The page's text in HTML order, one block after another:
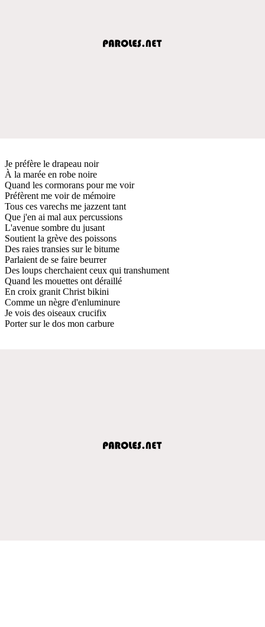
Je préfère le drapeau noir
À la marée en robe noire
Quand les cormorans pour me voir
Préfèrent me voir de mémoire
Tous ces varechs me jazzent tant
Que j'en ai mal aux percussions
L'avenue sombre du jusant
Soutient la grève des poissons
Des raies transies sur le bitume
Parlaient de se faire beurrer
Des loups cherchaient ceux qui transhument
Quand les mouettes ont déraillé
En croix granit Christ bikini
Comme un nègre d'enluminure
Je vois des oiseaux crucifix
Porter sur le dos mon carbure